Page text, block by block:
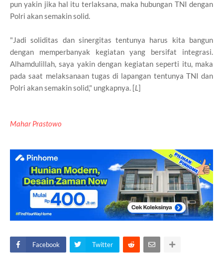
pun yakin jika hal itu terlaksana, maka hubungan TNI dengan
Polri akan semakin solid.
"Jadi soliditas dan sinergitas tentunya harus kita bangun
dengan memperbanyak kegiatan yang bersifat integrasi.
Alhamdulillah, saya yakin dengan kegiatan seperti itu, maka
pada saat melaksanaan tugas di lapangan tentunya TNI dan
Polri akan semakin solid," ungkapnya. [L]
Mahar Prastowo
Facebook Twitter